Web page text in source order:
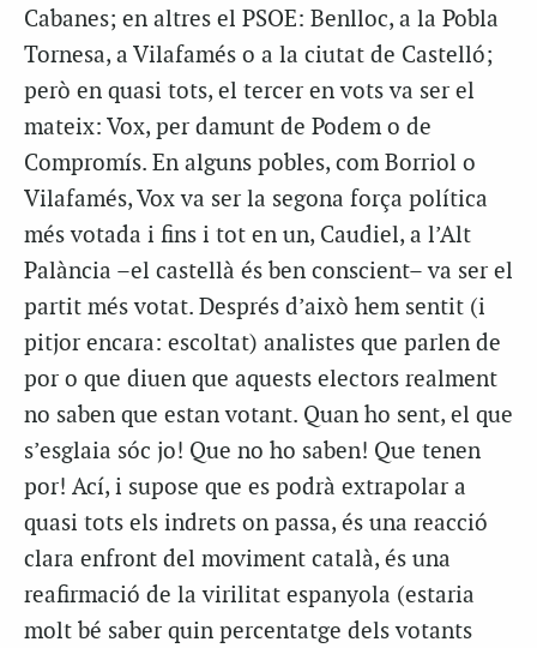
Cabanes; en altres el PSOE: Benlloc, a la Pobla
Tornesa, a Vilafamés o a la ciutat de Castelló;
però en quasi tots, el tercer en vots va ser el
mateix: Vox, per damunt de Podem o de
Compromís. En alguns pobles, com Borriol o
Vilafamés, Vox va ser la segona força política
més votada i fins i tot en un, Caudiel, a l’Alt
Palància –el castellà és ben conscient– va ser el
partit més votat. Després d’això hem sentit (i
pitjor encara: escoltat) analistes que parlen de
por o que diuen que aquests electors realment
no saben que estan votant. Quan ho sent, el que
s’esglaia sóc jo! Que no ho saben! Que tenen
por! Ací, i supose que es podrà extrapolar a
quasi tots els indrets on passa, és una reacció
clara enfront del moviment català, és una
reafirmació de la virilitat espanyola (estaria
molt bé saber quin percentatge dels votants